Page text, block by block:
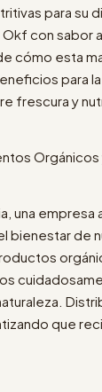
para su
con sabor
cómo esta
para
frescura y
una empresa
bienestar de
que